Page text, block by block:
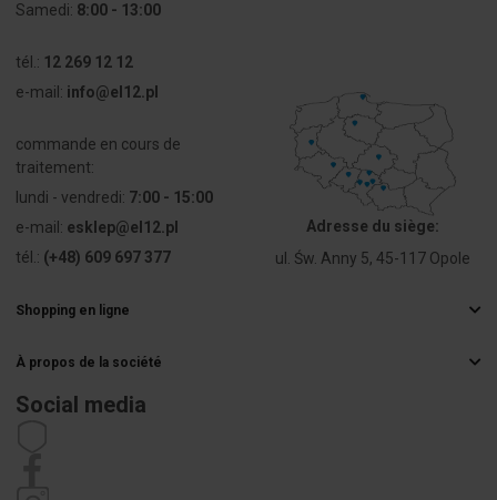
Samedi: 8:00 - 13:00
tél.: 12 269 12 12
e-mail: info@el12.pl
commande en cours de
traitement:
lundi - vendredi: 7:00 - 15:00
e-mail: esklep@el12.pl
tél.: (+48) 609 697 377
Adresse du siège:
ul. Św. Anny 5, 45-117 Opole
Shopping en ligne
Méthodes de livraison
Paiements
À propos de la société
Carrière
Social media